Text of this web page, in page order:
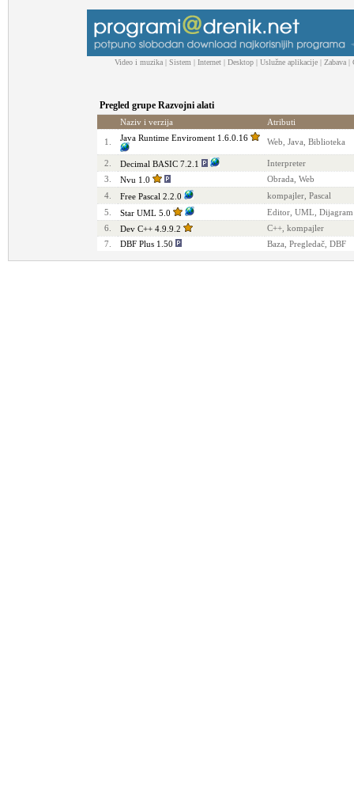
Video i muzika | Sistem | Internet | Desktop | Uslužne aplikacije | Zabava |
Pregled grupe Razvojni alati
Naziv i verzija Atributi
1. Java Runtime Enviroment 1.6.0.16 Web, Java, Biblioteka
2. Decimal BASIC 7.2.1
Interpreter
3.
Nvu 1.0
Obrada, Web
4.
Free Pascal 2.2.0
kompajler, Pascal
5.
Star UML 5.0
Editor, UML, Dijagram
6.
Dev C++ 4.9.9.2
C++, kompajler
7.
DBF Plus 1.50 Baza, Pregledač, DBF